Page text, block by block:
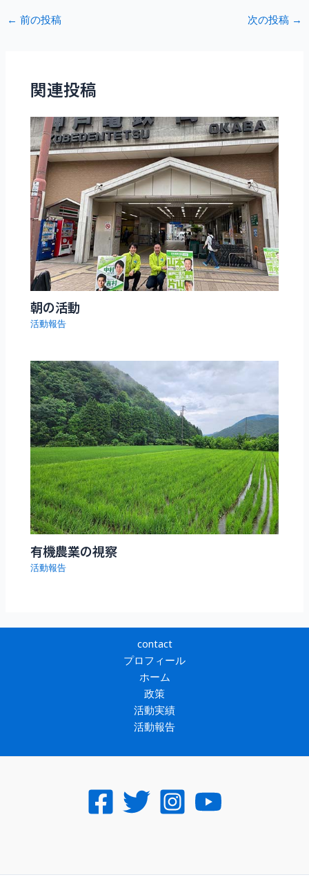
Post
← 前の投稿 次の投稿 →
関連投稿
朝の活動
活動報告
有機農業の視察
活動報告
contact
プロフィール
ホーム
政策
活動実績
活動報告